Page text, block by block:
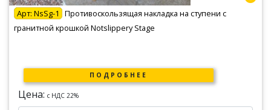
Арт: NsSg-1
Противоскользящая накладка на ступени с
гранитной крошкой Notslippery Stage
ПОДРОБНЕЕ
Цена: c НДС 22%